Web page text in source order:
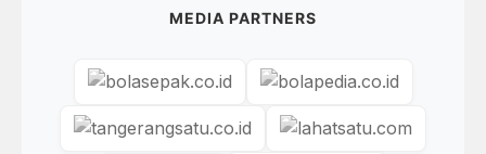
MEDIA PARTNERS